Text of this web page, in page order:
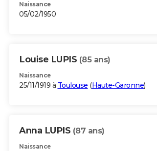
Naissance
05/02/1950
Louise LUPIS (85 ans)
Naissance
25/11/1919 à Toulouse (Haute-Garonne)
Anna LUPIS (87 ans)
Naissance